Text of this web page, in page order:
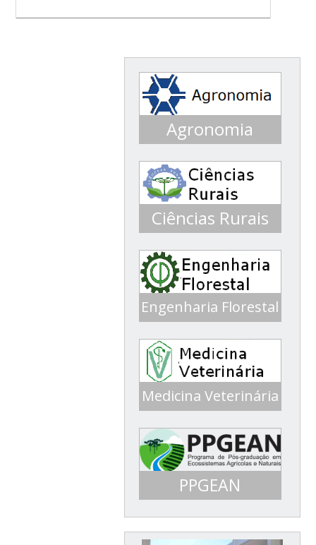
Agronomia
Conceito 3 ENADE 2016
Conceito 5 ENADE 2013
Ciências Rurais
Engenharia Florestal
Conceito 4 ENADE 2017
Medicina Veterinária
Conceito 5 ENADE 2016
PPGEAN
Mestrado em Ecossistemas
Agrícolas e Naturais